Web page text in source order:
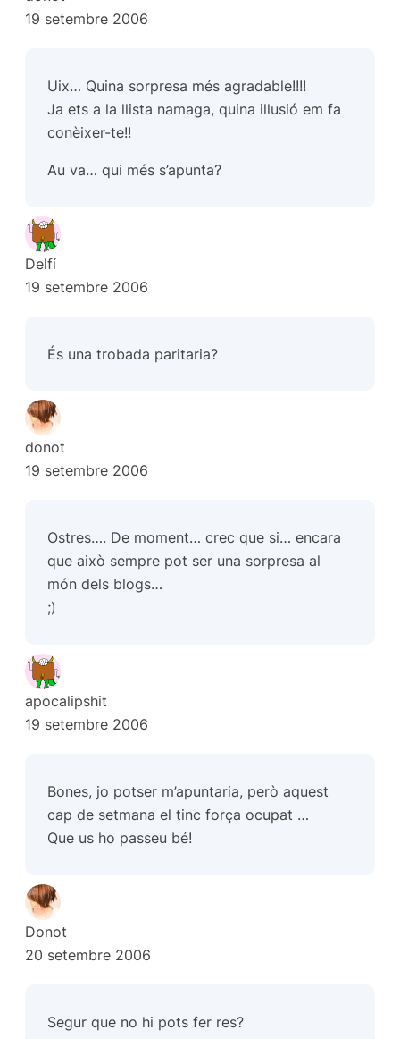
19 setembre 2006
Uix… Quina sorpresa més agradable!!!!
Ja ets a la llista namaga, quina illusió em fa
conèixer-te!!
Au va… qui més s’apunta?
Delfí
19 setembre 2006
És una trobada paritaria?
donot
19 setembre 2006
Ostres…. De moment… crec que si… encara
que això sempre pot ser una sorpresa al
món dels blogs…
;)
apocalipshit
19 setembre 2006
Bones, jo potser m’apuntaria, però aquest
cap de setmana el tinc força ocupat …
Que us ho passeu bé!
Donot
20 setembre 2006
Segur que no hi pots fer res?